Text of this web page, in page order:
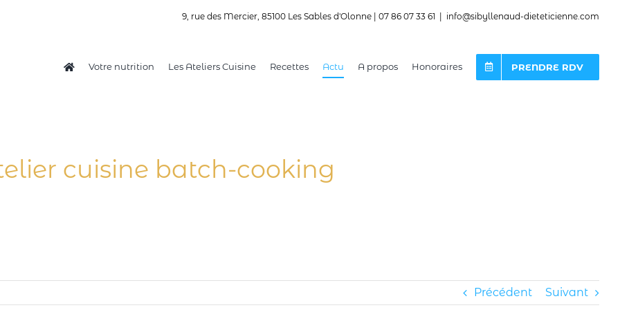
9, rue des Mercier, 85100 Les Sables d'Olonne | 07 86 07 33 61 info@sibyllenaud-dieteticienne.com
Votre nutrition Les Ateliers Cuisine Recettes Actu A propos Honoraires PRENDRE RDV
cuisine batch-cooking
Précédent Suivant